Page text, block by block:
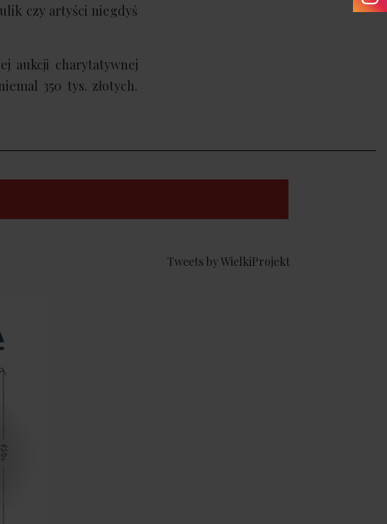
czy artyści niegdyś
aukcji charytatywnej
350 tys. złotych.
Tweets by WielkiProjekt